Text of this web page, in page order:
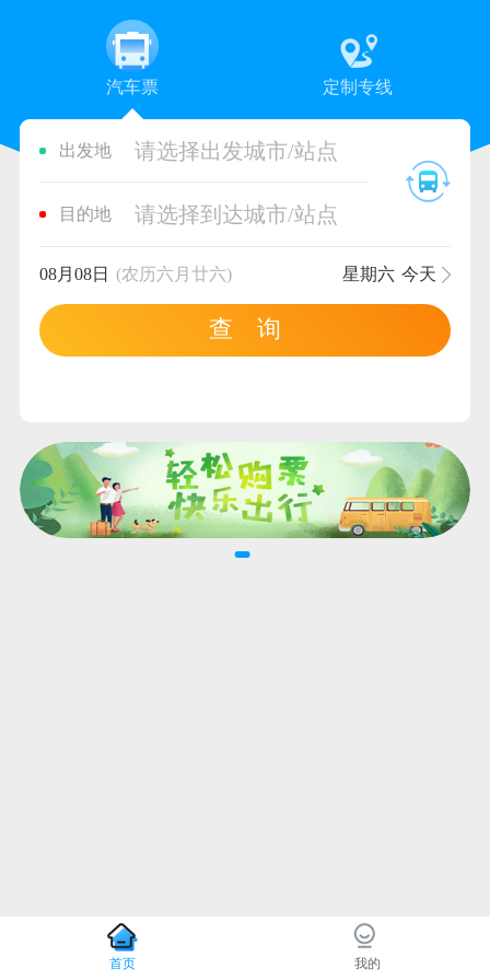
汽车票 定制专线
出发地 请选择出发城市/站点
目的地 请选择到达城市/站点
08月08日 (农历六月廿六) 星期六 今天
查 询
首页 我的